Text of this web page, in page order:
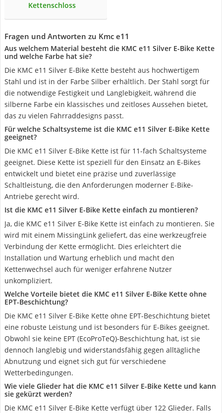
Kettenschloss
Fragen und Antworten zu Kmc e11
Aus welchem Material besteht die KMC e11 Silver E-Bike Kette
und welche Farbe hat sie?
Die KMC e11 Silver E-Bike Kette besteht aus hochwertigem
Stahl und ist in der Farbe Silber erhältlich. Der Stahl sorgt für
die notwendige Festigkeit und Langlebigkeit, während die
silberne Farbe ein klassisches und zeitloses Aussehen bietet,
das zu vielen Fahrraddesigns passt.
Für welche Schaltsysteme ist die KMC e11 Silver E-Bike Kette
geeignet?
Die KMC e11 Silver E-Bike Kette ist für 11-fach Schaltsysteme
geeignet. Diese Kette ist speziell für den Einsatz an E-Bikes
entwickelt und bietet eine präzise und zuverlässige
Schaltleistung, die den Anforderungen moderner E-Bike-
Antriebe gerecht wird.
Ist die KMC e11 Silver E-Bike Kette einfach zu montieren?
Ja, die KMC e11 Silver E-Bike Kette ist einfach zu montieren. Sie
wird mit einem MissingLink geliefert, das eine werkzeugfreie
Verbindung der Kette ermöglicht. Dies erleichtert die
Installation und Wartung erheblich und macht den
Kettenwechsel auch für weniger erfahrene Nutzer
unkompliziert.
Welche Vorteile bietet die KMC e11 Silver E-Bike Kette ohne
EPT-Beschichtung?
Die KMC e11 Silver E-Bike Kette ohne EPT-Beschichtung bietet
eine robuste Leistung und ist besonders für E-Bikes geeignet.
Obwohl sie keine EPT (EcoProTeQ)-Beschichtung hat, ist sie
dennoch langlebig und widerstandsfähig gegen alltägliche
Abnutzung und eignet sich gut für verschiedene
Wetterbedingungen.
Wie viele Glieder hat die KMC e11 Silver E-Bike Kette und kann
sie gekürzt werden?
Die KMC e11 Silver E-Bike Kette verfügt über 122 Glieder. Falls